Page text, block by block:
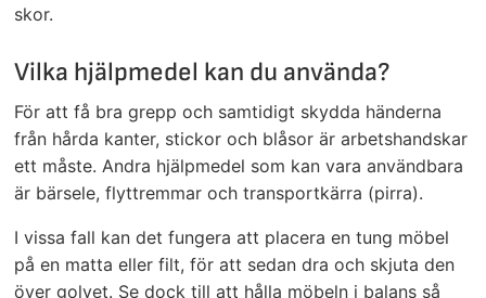
skor.
Vilka hjälpmedel kan du använda?
För att få bra grepp och samtidigt skydda händerna
från hårda kanter, stickor och blåsor är arbetshandskar
ett måste. Andra hjälpmedel som kan vara användbara
är bärsele, flyttremmar och transportkärra (pirra).
I vissa fall kan det fungera att placera en tung möbel
på en matta eller filt, för att sedan dra och skjuta den
över golvet. Se dock till att hålla möbeln i balans så